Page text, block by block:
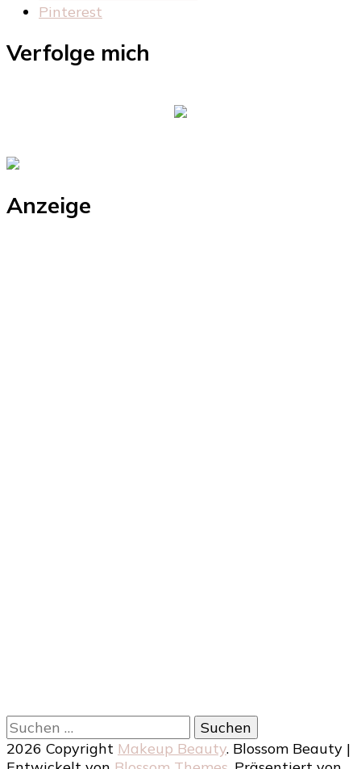
Pinterest
Verfolge mich
Anzeige
Suchen
nach:
2026 Copyright Makeup Beauty. Blossom Beauty |